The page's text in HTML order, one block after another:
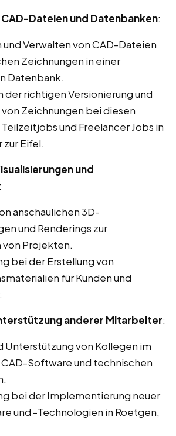
Dateien und Datenbanken:
und Verwalten von CAD-Dateien
Zeichnungen in einer
Datenbank.
der richtigen Versionierung und
Zeichnungen bei diesen
und Freelancer Jobs in
zur Eifel.
und
:
anschaulichen 3D-
und Renderings zur
von Projekten.
bei der Erstellung von
für Kunden und
anderer Mitarbeiter:
Unterstützung von Kollegen im
Software und technischen
bei der Implementierung neuer
und -Technologien in Roetgen,